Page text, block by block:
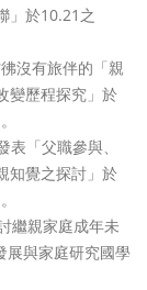
」於10.21之
沒有旅伴的「親
變歷程探究」於
「父職參與、
知覺之探討」於
繼親家庭成年未
展與家庭研究國學